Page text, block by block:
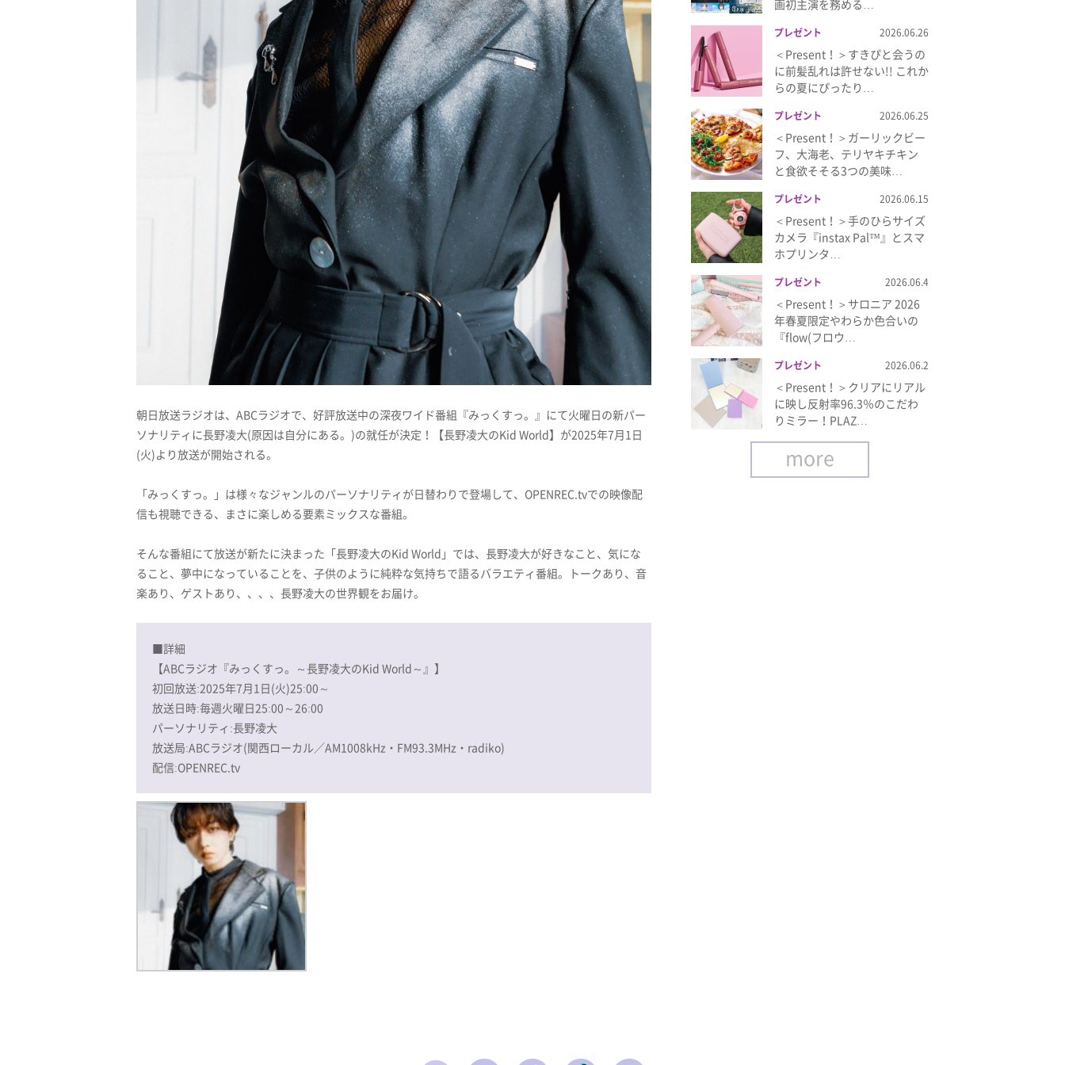
朝日放送ラジオは、ABCラジオで、好評放送中の深夜ワイド番組『みっくすっ。』にて火曜日の新パー
ソナリティに長野凌大(原因は自分にある。)の就任が決定！【長野凌大のKid World】が2025年7月1日
(火)より放送が開始される。
「みっくすっ。」は様々なジャンルのパーソナリティが日替わりで登場して、OPENREC.tvでの映像配
信も視聴できる、まさに楽しめる要素ミックスな番組。
そんな番組にて放送が新たに決まった「長野凌大のKid World」では、長野凌大が好きなこと、気にな
ること、夢中になっていることを、子供のように純粋な気持ちで語るバラエティ番組。トークあり、音
楽あり、ゲストあり、、、、長野凌大の世界観をお届け。
■詳細
【ABCラジオ『みっくすっ。～長野凌大のKid World～』】
初回放送:2025年7月1日(火)25:00～
放送日時:毎週火曜日25:00～26:00
パーソナリティ:長野凌大
放送局:ABCラジオ(関西ローカル／AM1008kHz・FM93.3MHz・radiko)
配信:OPENREC.tv
画初主演を務める…
プレゼント 2026.06.26
＜Present！＞すきぴと会うの
に前髪乱れは許せない!! これか
らの夏にぴったり…
プレゼント 2026.06.25
＜Present！＞ガーリックビー
フ、大海老、テリヤキチキン
と食欲そそる3つの美味…
プレゼント 2026.06.15
＜Present！＞手のひらサイズ
カメラ『instax Pal™』とスマ
ホプリンタ…
プレゼント 2026.06.4
＜Present！＞サロニア 2026
年春夏限定やわらか色合いの
『flow(フロウ…
プレゼント 2026.06.2
＜Present！＞クリアにリアル
に映し反射率96.3％のこだわ
りミラー！PLAZ…
more